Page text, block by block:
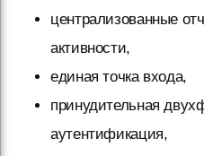
централизованные
активности,
единая точка входа,
принудительная
аутентификация,